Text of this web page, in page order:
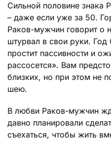
Сильной половине знака
– даже если уже за 50.
Раков-мужчин говорит о
штурвал в свои руки.
простит пассивности и
рассосется». Вам
близких, но при этом не
шею.
В любви Раков-мужчин
давно планировали
съехаться, чтобы жить